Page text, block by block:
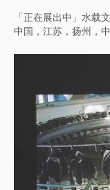
想东想西──英文方块